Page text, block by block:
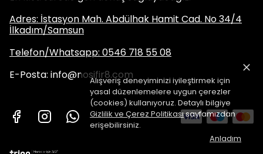
Alışveriş deneyiminizi iyileştirmek için
yasal düzenlemelere uygun çerezler
(cookies) kullanıyoruz. Detaylı bilgiye
Gizlilik ve Çerez Politikasısayfamızdan
erişebilirsiniz.
Anladım
Adres: İstasyon Mah. Abdülhak Hamit Cad. No 34/4
İlkadım/Samsun
Telefon/Whatsapp: 0546 718 55 08
E-Posta: info@nosifir8.com